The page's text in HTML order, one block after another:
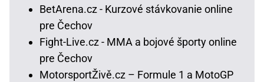
BetArena.cz - Kurzové stávkovanie online
pre Čechov
Fight-Live.cz - MMA a bojové športy online
pre Čechov
MotorsportŽivě.cz – Formule 1 a MotoGP